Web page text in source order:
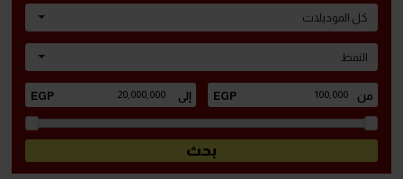
كل الموديلات
النمط